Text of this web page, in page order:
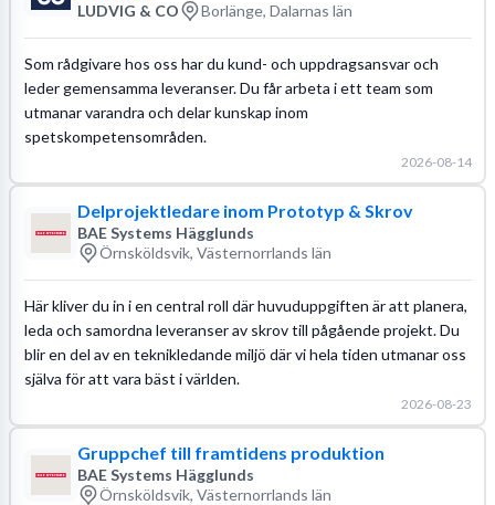
LUDVIG & CO Borlänge, Dalarnas län
Som rådgivare hos oss har du kund- och uppdragsansvar och
leder gemensamma leveranser. Du får arbeta i ett team som
utmanar varandra och delar kunskap inom
spetskompetensområden.
2026-08-14
Delprojektledare inom Prototyp & Skrov
BAE Systems Hägglunds
Örnsköldsvik, Västernorrlands län
Här kliver du in i en central roll där huvuduppgiften är att planera,
leda och samordna leveranser av skrov till pågående projekt. Du
blir en del av en teknikledande miljö där vi hela tiden utmanar oss
själva för att vara bäst i världen.
2026-08-23
Gruppchef till framtidens produktion
BAE Systems Hägglunds
Örnsköldsvik, Västernorrlands län